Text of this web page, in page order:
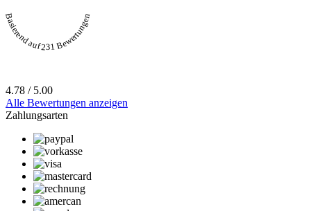
Basierend auf 231 Bewertungen
4.78 / 5.00
Alle Bewertungen anzeigen
Zahlungsarten